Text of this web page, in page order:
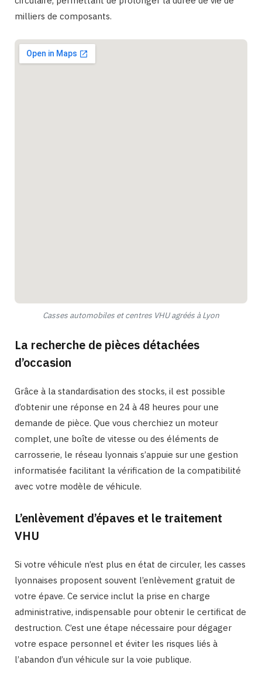
milliers de composants.
Casses automobiles et centres VHU agréés à Lyon
La recherche de pièces détachées
d’occasion
Grâce à la standardisation des stocks, il est possible
d’obtenir une réponse en 24 à 48 heures pour une
demande de pièce. Que vous cherchiez un moteur
complet, une boîte de vitesse ou des éléments de
carrosserie, le réseau lyonnais s’appuie sur une gestion
informatisée facilitant la vérification de la compatibilité
avec votre modèle de véhicule.
L’enlèvement d’épaves et le traitement
VHU
Si votre véhicule n’est plus en état de circuler, les casses
lyonnaises proposent souvent l’enlèvement gratuit de
votre épave. Ce service inclut la prise en charge
administrative, indispensable pour obtenir le certificat de
destruction. C’est une étape nécessaire pour dégager
votre espace personnel et éviter les risques liés à
l’abandon d’un véhicule sur la voie publique.